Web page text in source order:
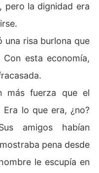
pero la dignidad era
una risa burlona que
esta economía,
más fuerza que el
lo que era, ¿no?
amigos habían
pena desde
le escupía en